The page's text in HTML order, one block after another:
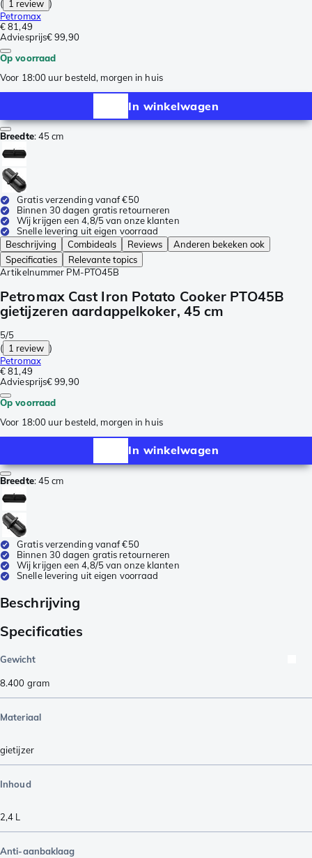
( 1 review )
Petromax
€ 81,49
Adviesprijs€ 99,90
Op voorraad
Voor 18:00 uur besteld, morgen in huis
In winkelwagen
Breedte:45 cm
Gratis verzending vanaf €50
Binnen 30 dagen gratis retourneren
Wij krijgen een 4,8/5 van onze klanten
Snelle levering uit eigen voorraad
Beschrijving
Combideals Reviews
Anderen bekeken ook
Specificaties
Relevante topics
Artikelnummer PM-PTO45B
Petromax Cast Iron Potato Cooker PTO45B
gietijzeren aardappelkoker, 45 cm
5/5
( 1 review )
Petromax
€ 81,49
Adviesprijs€ 99,90
Op voorraad
Voor 18:00 uur besteld, morgen in huis
In winkelwagen
Breedte:45 cm
Gratis verzending vanaf €50
Binnen 30 dagen gratis retourneren
Wij krijgen een 4,8/5 van onze klanten
Snelle levering uit eigen voorraad
Beschrijving
Specificaties
Gewicht
8.400 gram
Materiaal
gietijzer
Inhoud
2,4 L
Anti-aanbaklaag